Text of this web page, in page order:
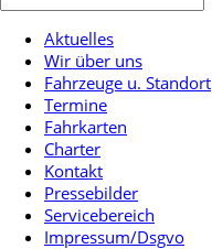
Aktuelles
Wir über uns
Fahrzeuge u. Standort
Termine
Fahrkarten
Charter
Kontakt
Pressebilder
Servicebereich
Impressum/Dsgvo